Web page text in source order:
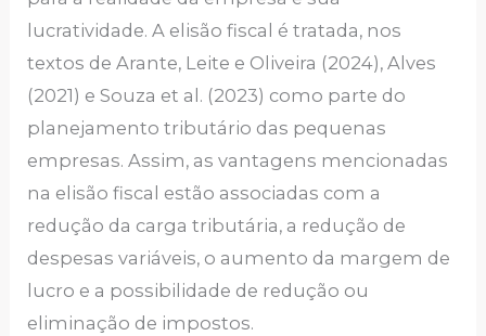
lucratividade. A elisão fiscal é tratada, nos
textos de Arante, Leite e Oliveira (2024), Alves
(2021) e Souza et al. (2023) como parte do
planejamento tributário das pequenas
empresas. Assim, as vantagens mencionadas
na elisão fiscal estão associadas com a
redução da carga tributária, a redução de
despesas variáveis, o aumento da margem de
lucro e a possibilidade de redução ou
eliminação de impostos.